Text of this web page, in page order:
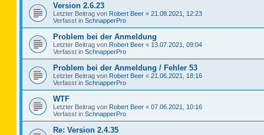
Version 2.6.23
Letzter Beitrag von Robert Beer « 21.08.2021, 12:23
Verfasst in SchnapperPro
Problem bei der Anmeldung
Letzter Beitrag von Robert Beer « 13.07.2021, 09:04
Verfasst in SchnapperPro
Problem bei der Anmeldung / Fehler 53
Letzter Beitrag von Robert Beer « 21.06.2021, 18:16
Verfasst in SchnapperPro
WTF
Letzter Beitrag von Robert Beer « 07.06.2021, 10:16
Verfasst in SchnapperPro
Re: Version 2.4.35